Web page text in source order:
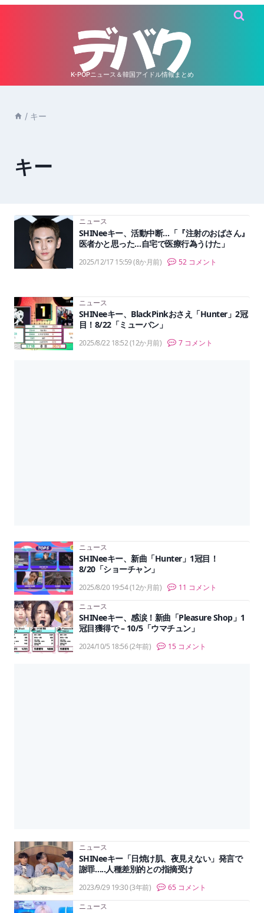
K-POPニュース＆韓国アイドル情報まとめ
/ キー
キー
ニュース
SHINeeキー、活動中断…「『注射のおばさん』
医者かと思った…自宅で医療行為うけた」
2025/12/17 15:59(8か月前) 52 コメント
ニュース
SHINeeキー、BlackPinkおさえ「Hunter」2冠
目！8/22「ミューバン」
2025/8/22 18:52(12か月前) 7 コメント
ニュース
SHINeeキー、新曲「Hunter」1冠目！
8/20「ショーチャン」
2025/8/20 19:54(12か月前) 11 コメント
ニュース
SHINeeキー、感涙！新曲「Pleasure Shop」1
冠目獲得で – 10/5「ウマチュン」
2024/10/5 18:56(2年前) 15 コメント
ニュース
SHINeeキー「日焼け肌、夜見えない」発言で
謝罪…..人種差別的との指摘受け
2023/9/29 19:30(3年前) 65 コメント
ニュース